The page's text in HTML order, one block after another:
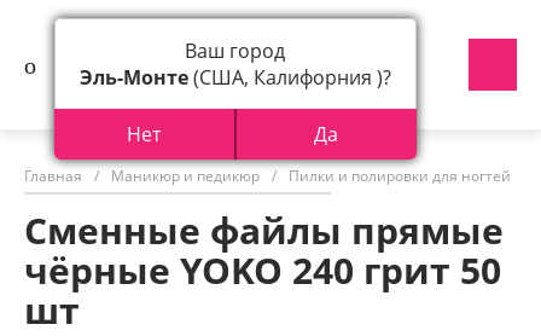
Главная / Маникюр и педикюр / Пилки и полировки для ногтей
Сменные файлы прямые
чёрные YOKO 240 грит 50
шт
Ваш город
Эль-Монте(США, Калифорния )?
Нет Да